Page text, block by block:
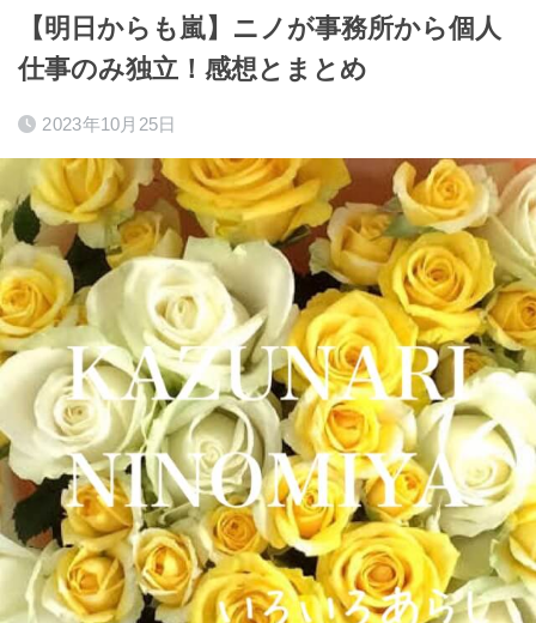
【明日からも嵐】ニノが事務所から個人
仕事のみ独立！感想とまとめ
2023年10月25日